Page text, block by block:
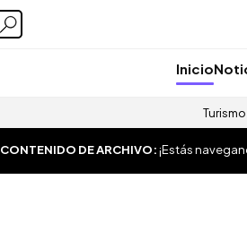
Inicio
Turismo
CONTENIDO DE ARCHIVO:¡Estás